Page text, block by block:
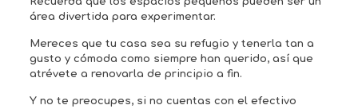
área divertida para experimentar.
Mereces que tu casa sea su refugio y tenerla tan a
gusto y cómoda como siempre han querido, así que
atrévete a renovarla de principio a fin.
Y no te preocupes, si no cuentas con el efectivo